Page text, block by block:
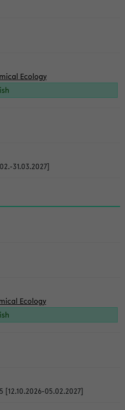
Ecology
31.03.2027]
Ecology
[12.10.2026-05.02.2027]